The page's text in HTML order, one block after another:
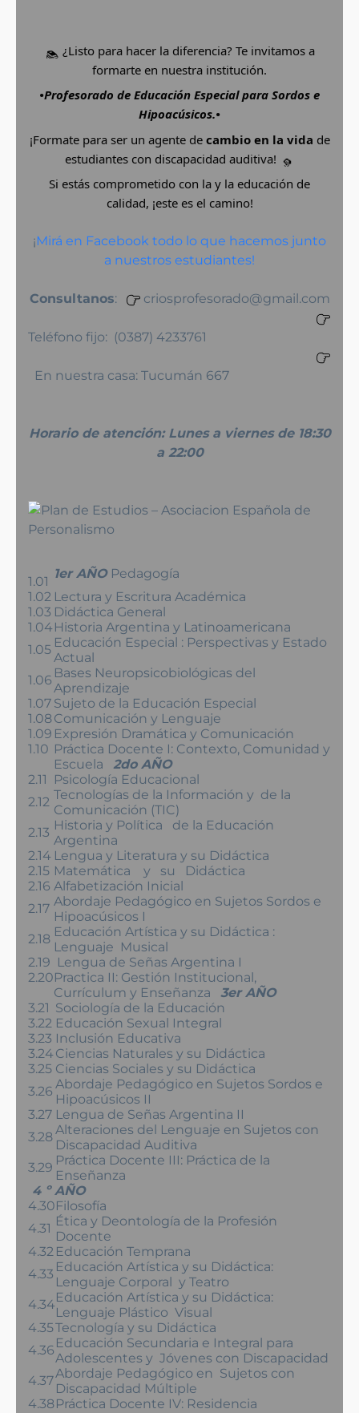
¿Listo para hacer la diferencia? Te invitamos a
formarte en nuestra institución.
•Profesorado de Educación Especial para Sordos e
Hipoacúsicos.•
¡Formate para ser un agente de cambio en la vida de
estudiantes con discapacidad auditiva!
Si estás comprometido con la y la educación de
calidad, ¡este es el camino!
¡Mirá en Facebook todo lo que hacemos junto
a nuestros estudiantes!
Consultanos: criosprofesorado@gmail.com
Teléfono fijo: (0387) 4233761
En nuestra casa: Tucumán 667
Horario de atención: Lunes a viernes de 18:30
a 22:00
1.01
1er AÑOPedagogía
1.02 Lectura y Escritura Académica
1.03 Didáctica General
1.04Historia Argentina y Latinoamericana
1.05 Educación Especial : Perspectivas y Estado
Actual
1.06 Bases Neuropsicobiológicas del
Aprendizaje
1.07 Sujeto de la Educación Especial
1.08Comunicación y Lenguaje
1.09 Expresión Dramática y Comunicación
1.10 Práctica Docente I: Contexto, Comunidad y
Escuela 2do AÑO
2.11
Psicología Educacional
2.12 Tecnologías de la Información y de la
Comunicación (TIC)
2.13 Historia y Política de la Educación
Argentina
2.14 Lengua y Literatura y su Didáctica
2.15 Matemática y su Didáctica
2.16 Alfabetización Inicial
2.17 Abordaje Pedagógico en Sujetos Sordos e
Hipoacúsicos I
2.18 Educación Artística y su Didáctica :
Lenguaje Musical
2.19 Lengua de Señas Argentina I
2.20Practica II: Gestión Institucional,
Currículum y Enseñanza 3er AÑO
3.21 Sociología de la Educación
3.22 Educación Sexual Integral
3.23 Inclusión Educativa
3.24Ciencias Naturales y su Didáctica
3.25 Ciencias Sociales y su Didáctica
3.26 Abordaje Pedagógico en Sujetos Sordos e
Hipoacúsicos II
3.27 Lengua de Señas Argentina II
3.28Alteraciones del Lenguaje en Sujetos con
Discapacidad Auditiva
3.29 Práctica Docente III: Práctica de la
Enseñanza
4 º AÑO
4.30Filosofía
4.31 Ética y Deontología de la Profesión
Docente
4.32 Educación Temprana
4.33 Educación Artística y su Didáctica:
Lenguaje Corporal y Teatro
4.34Educación Artística y su Didáctica:
Lenguaje Plástico Visual
4.35Tecnología y su Didáctica
4.36 Educación Secundaria e Integral para
Adolescentes y Jóvenes con Discapacidad
4.37Abordaje Pedagógico en Sujetos con
Discapacidad Múltiple
4.38Práctica Docente IV: Residencia